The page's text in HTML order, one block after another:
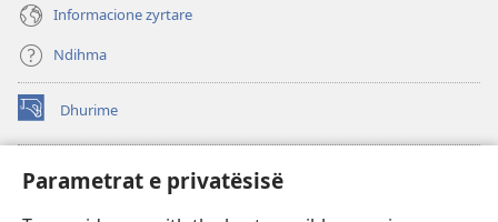
Parametrat e privatësisë
Informacione zyrtare
Ndihma
Dhurime
(hap
dritare
re)
BIBLIOTEKA ONLINE Watchtower
(hap